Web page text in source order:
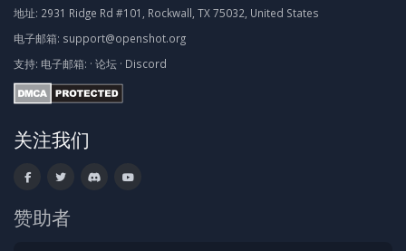
地址: 2931 Ridge Rd #101, Rockwall, TX 75032, United States
电子邮箱: support@openshot.org
支持: 电子邮箱: · 论坛 · Discord
关注我们
赞助者